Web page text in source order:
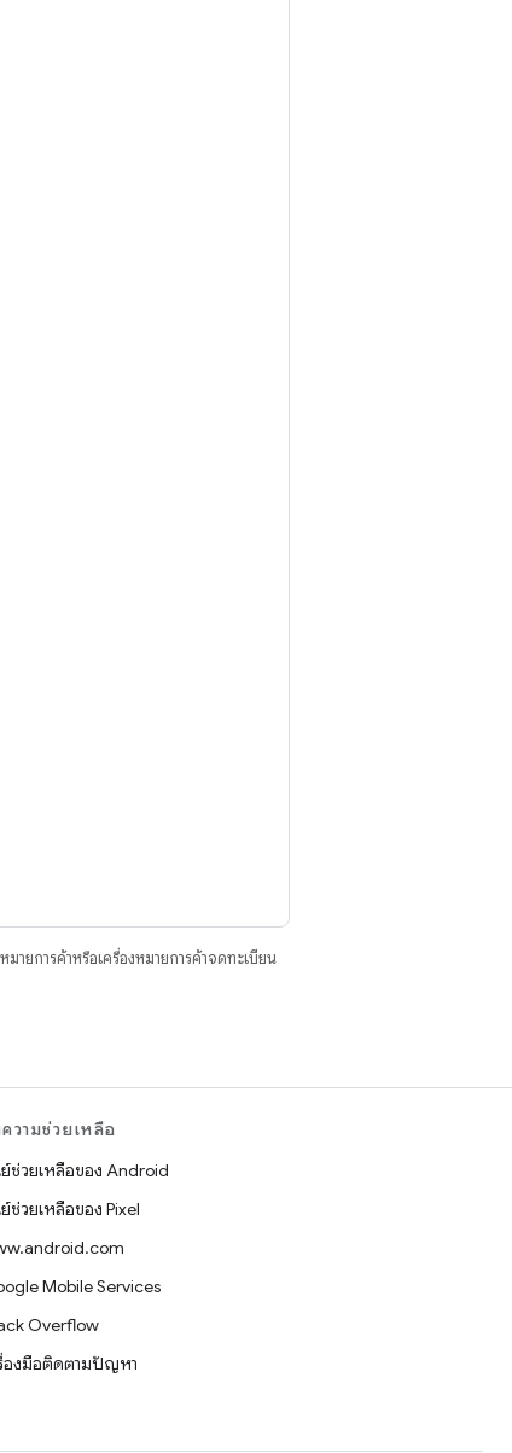
ายการค้าหรือเครื่องหมายการค้าจดทะเบียน
วามช่วยเหลือ
ช่วยเหลือของ Android
ช่วยเหลือของ Pixel
Mobile Services
Overflow
องมือติดตามปัญหา